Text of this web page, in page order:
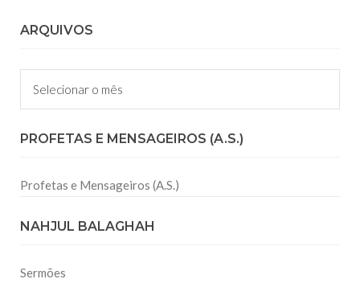
ARQUIVOS
Arquivos
PROFETAS E MENSAGEIROS (A.S.)
Profetas e Mensageiros (A.S.)
NAHJUL BALAGHAH
Sermões